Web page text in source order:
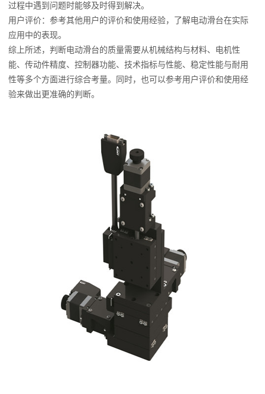
过程中遇到问题时能够及时得到解决。
用户评价：参考其他用户的评价和使用经验，了解电动滑台在实际
应用中的表现。
综上所述，判断电动滑台的质量需要从机械结构与材料、电机性
能、传动件精度、控制器功能、技术指标与性能、稳定性能与耐用
性等多个方面进行综合考量。同时，也可以参考用户评价和使用经
验来做出更准确的判断。